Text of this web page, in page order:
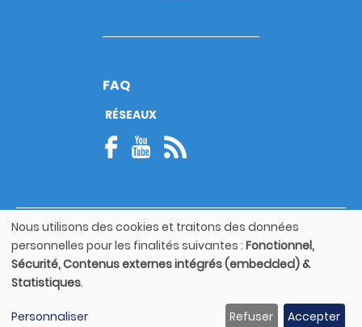
FAQ
RÉSEAUX
© Copyright 2026
Footer
bottom
Mentions légales
Utilisation
des
données
personnelles
et
Nous utilisons des cookies et traitons des données
personnelles pour les finalités suivantes : Fonctionnel,
Sécurité, Contenus externes intégrés (embedded) &
Statistiques.
Personnaliser Refuser Accepter